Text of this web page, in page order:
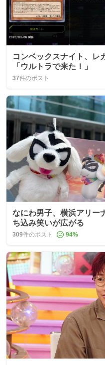
コンベックスナイト、レ
「ウルトラで来た！」
37件のポスト
なにわ男子、横浜アリー
ち込み笑いが広がる
309件のポスト 94%